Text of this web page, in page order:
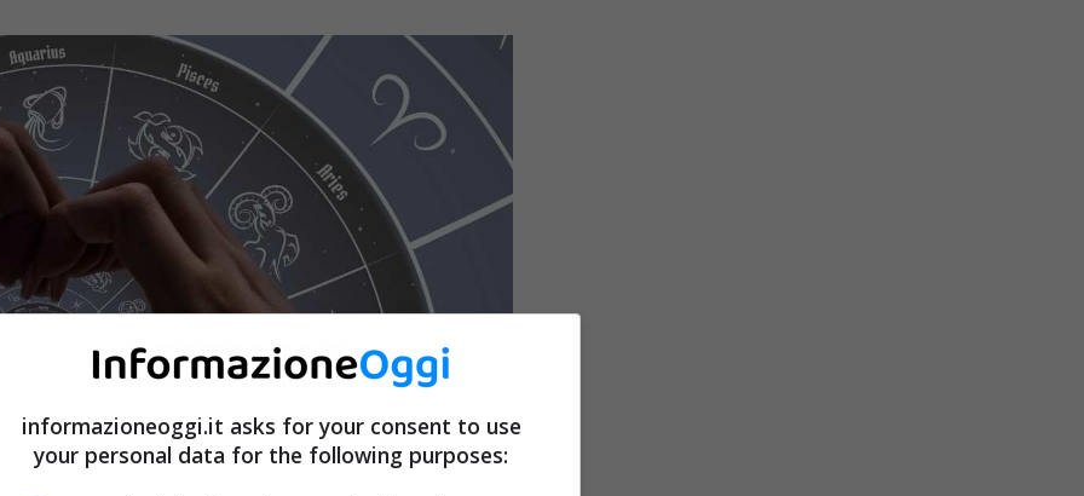
informazioneoggi.it asks for your consent to use
your personal data for the following purposes: